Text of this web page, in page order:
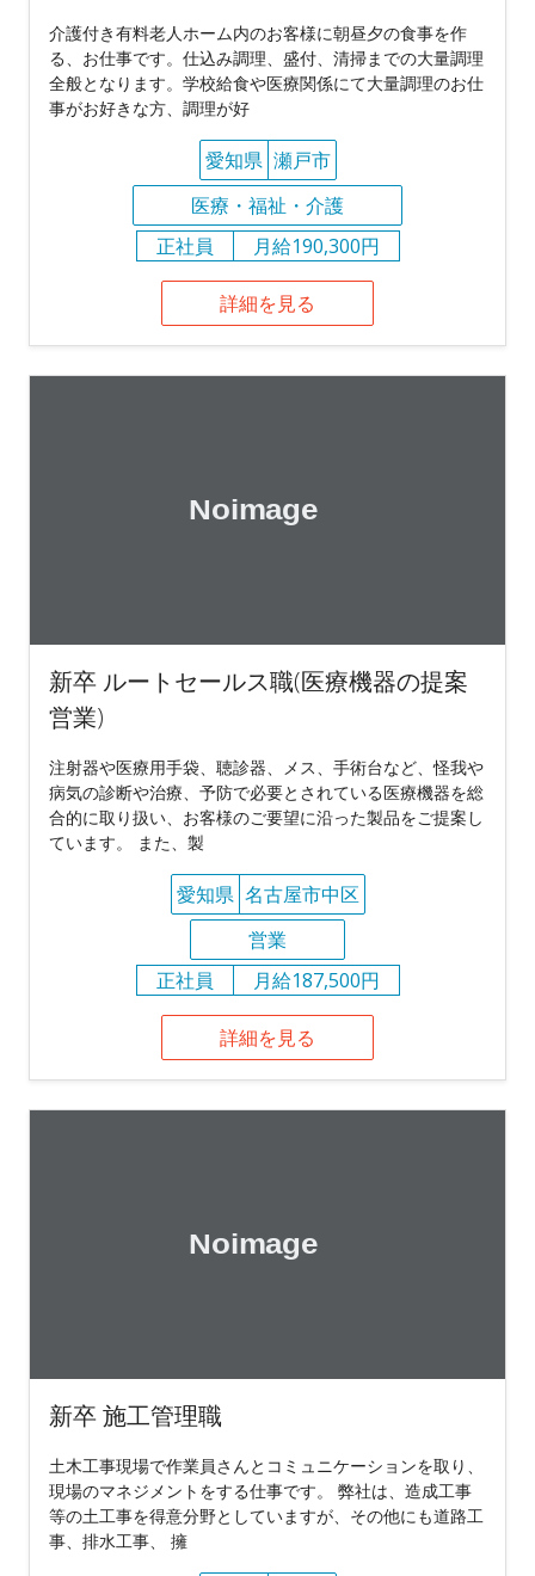
介護付き有料老人ホーム内のお客様に朝昼夕の食事を作
る、お仕事です。仕込み調理、盛付、清掃までの大量調理
全般となります。学校給食や医療関係にて大量調理のお仕
事がお好きな方、調理が好
愛知県 瀬戸市
医療・福祉・介護
正社員
月給190,300円
詳細を見る
新卒 ルートセールス職(医療機器の提案
営業)
注射器や医療用手袋、聴診器、メス、手術台など、怪我や
病気の診断や治療、予防で必要とされている医療機器を総
合的に取り扱い、お客様のご要望に沿った製品をご提案し
ています。 また、製
愛知県 名古屋市中区
営業
正社員
月給187,500円
詳細を見る
新卒 施工管理職
土木工事現場で作業員さんとコミュニケーションを取り、
現場のマネジメントをする仕事です。 弊社は、造成工事
等の土工事を得意分野としていますが、その他にも道路工
事、排水工事、 擁